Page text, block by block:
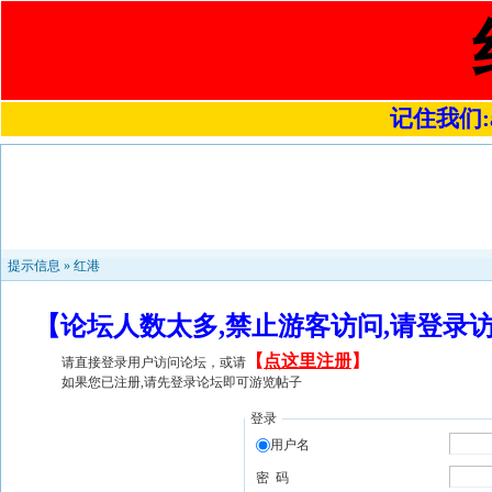
记住我们
提示信息 » 红港
【论坛人数太多,禁止游客访问,请登
请直接登录用户访问论坛，或请 【 点这里注册】
如果您已注册,请先登录论坛即可游览帖子
登录
用户名
密 码